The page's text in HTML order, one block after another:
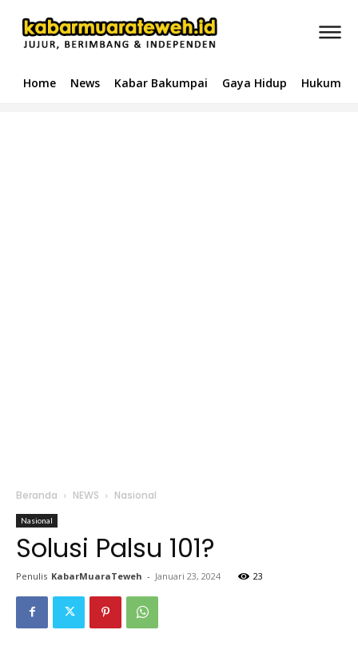
Home News Kabar Bakumpai Gaya Hidup Hukum &
Beranda NEWS Nasional
Nasional
Solusi Palsu 101?
Penulis KabarMuaraTeweh - Januari 23, 2024 23